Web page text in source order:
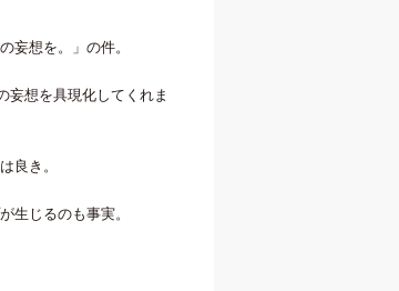
妄想を。」の件。
妄想を具現化してくれま
良き。
生じるのも事実。